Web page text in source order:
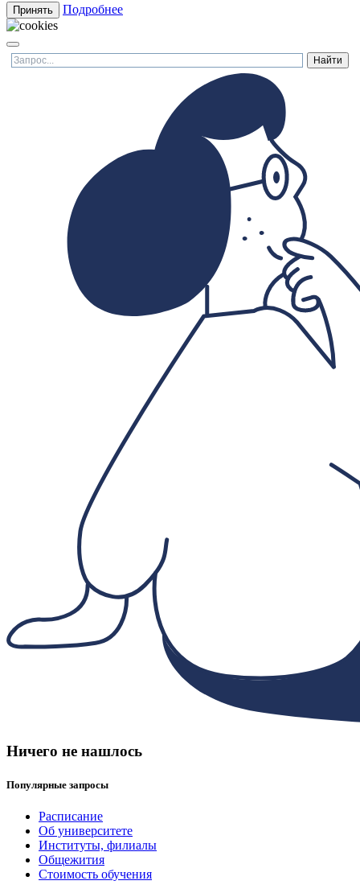
Принять Подробнее
Ничего не нашлось
Популярные запросы
Расписание
Об университете
Институты, филиалы
Общежития
Стоимость обучения